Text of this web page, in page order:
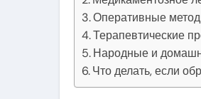
Оперативные
Терапевтические
Народные и
Что делать, если